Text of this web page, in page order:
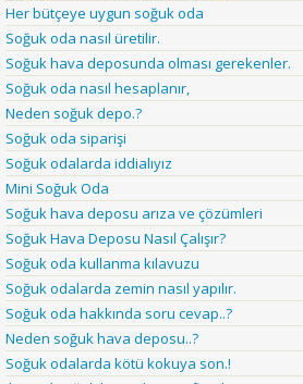
Her bütçeye uygun soğuk oda
Soğuk oda nasıl üretilir.
Soğuk hava deposunda olması gerekenler.
Soğuk oda nasıl hesaplanır,
Neden soğuk depo.?
Soğuk oda siparişi
Soğuk odalarda iddialıyız
Mini Soğuk Oda
Soğuk hava deposu arıza ve çözümleri
Soğuk Hava Deposu Nasıl Çalışır?
Soğuk oda kullanma kılavuzu
Soğuk odalarda zemin nasıl yapılır.
Soğuk oda hakkında soru cevap..?
Neden soğuk hava deposu..?
Soğuk odalarda kötü kokuya son.!